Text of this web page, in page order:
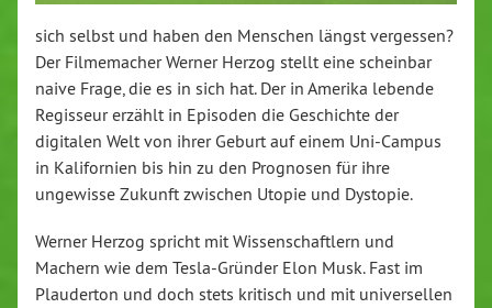
sich selbst und haben den Menschen längst vergessen?
Der Fil­me­ma­cher Werner Herzog stellt eine scheinbar
naive Frage, die es in sich hat. Der in Amerika lebende
Regisseur erzählt in Episoden die Ge­schich­te der
digitalen Welt von ihrer Geburt auf einem Uni-Cam­pus
in Ka­li­for­ni­en bis hin zu den Prognosen für ihre
ungewisse Zukunft zwischen Utopie und Dystopie.
Werner Herzog spricht mit Wis­sen­schaft­lern und
Machern wie dem Tes­la-Grün­der Elon Musk. Fast im
Plau­der­ton und doch stets kritisch und mit uni­ver­sel­len